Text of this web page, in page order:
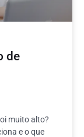
de
muito alto?
e o que